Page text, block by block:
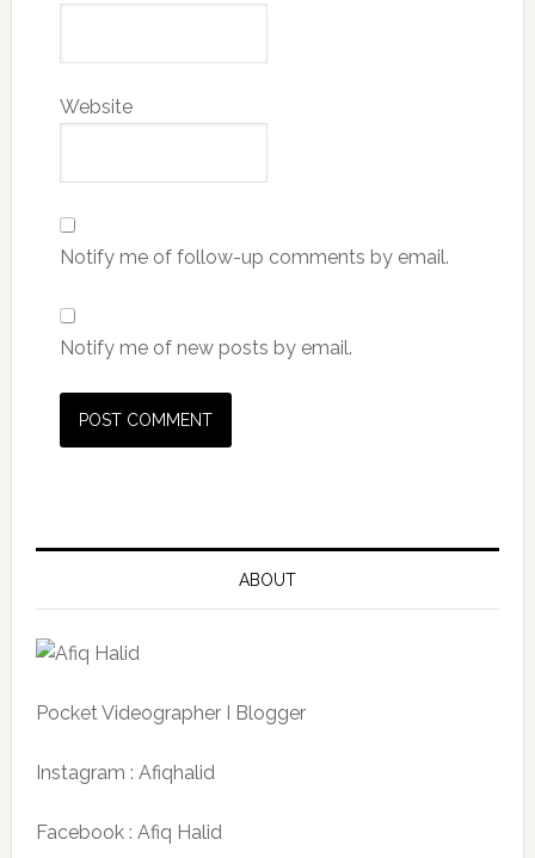
Website
Notify me of follow-up comments by email.
Notify me of new posts by email.
ABOUT
Pocket Videographer I Blogger
Instagram : Afiqhalid
Facebook : Afiq Halid